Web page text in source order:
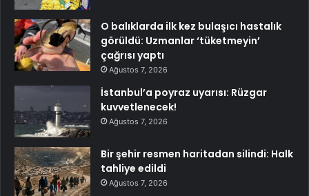
O balıklarda ilk kez bulaşıcı hastalık
görüldü: Uzmanlar ‘tüketmeyin’
çağrısı yaptı
Ağustos 7, 2026
İstanbul’a poyraz uyarısı: Rüzgar
kuvvetlenecek!
Ağustos 7, 2026
Bir şehir resmen haritadan silindi: Halk
tahliye edildi
Ağustos 7, 2026